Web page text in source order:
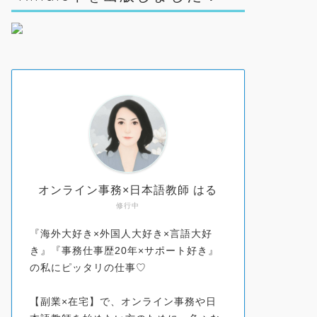
修行中
オンライン事務×日本語教師 はる
『海外大好き×外国人大好き×言語大好
き』『事務仕事歴20年×サポート好き』
の私にピッタリの仕事♡
【副業×在宅】で、オンライン事務や日